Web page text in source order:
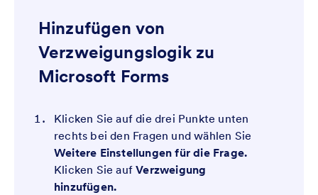
Hinzufügen von
Verzweigungslogik zu
Microsoft Forms
Klicken Sie auf die drei Punkte unten
rechts bei den Fragen und wählen Sie
Weitere Einstellungen für die Frage.
Klicken Sie aufVerzweigung
hinzufügen.